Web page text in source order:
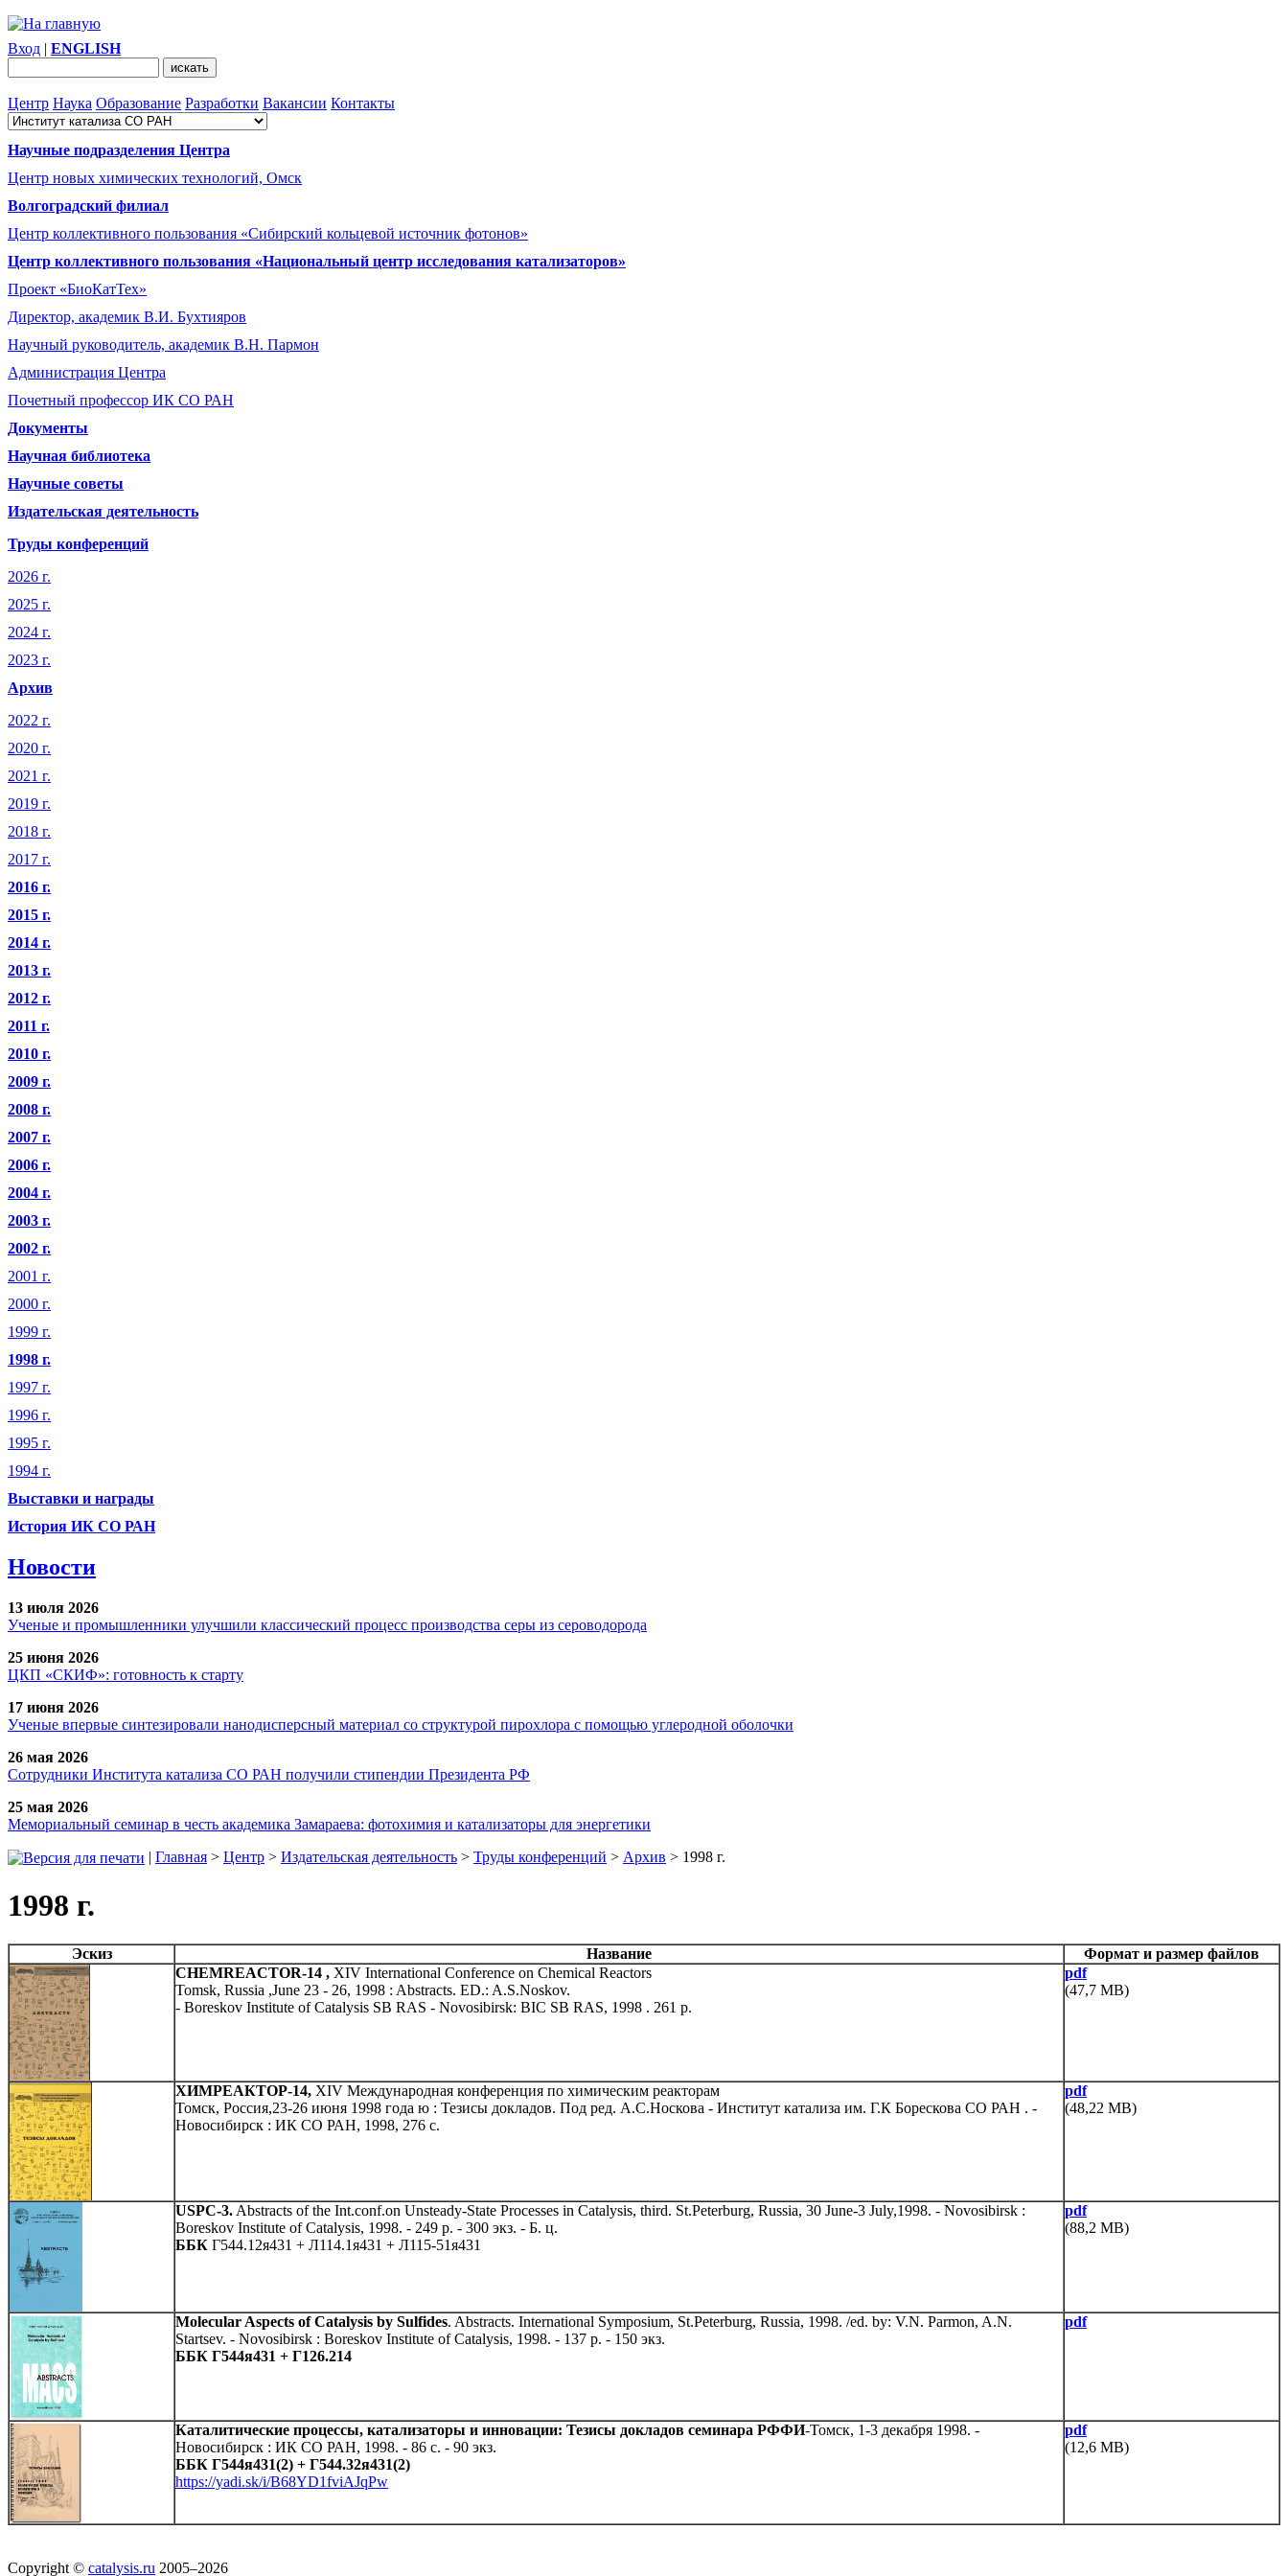
Вход | ENGLISH
Центр Наука Образование Разработки Вакансии Контакты
Научные подразделения Центра
Центр новых химических технологий, Омск
Волгоградский филиал
Центр коллективного пользования «Сибирский кольцевой источник фотонов»
Центр коллективного пользования «Национальный центр исследования катализаторов»
Проект «БиоКатТех»
Директор, академик В.И. Бухтияров
Научный руководитель, академик В.Н. Пармон
Администрация Центра
Почетный профессор ИК СО РАН
Документы
Научная библиотека
Научные советы
Издательская деятельность
Труды конференций
2026 г.
2025 г.
2024 г.
2023 г.
Архив
2022 г.
2020 г.
2021 г.
2019 г.
2018 г.
2017 г.
2016 г.
2015 г.
2014 г.
2013 г.
2012 г.
2011 г.
2010 г.
2009 г.
2008 г.
2007 г.
2006 г.
2004 г.
2003 г.
2002 г.
2001 г.
2000 г.
1999 г.
1998 г.
1997 г.
1996 г.
1995 г.
1994 г.
Выставки и награды
История ИК СО РАН
Новости
13 июля 2026
Ученые и промышленники улучшили классический процесс производства серы из сероводорода
25 июня 2026
ЦКП «СКИФ»: готовность к старту
17 июня 2026
Ученые впервые синтезировали нанодисперсный материал со структурой пирохлора с помощью углеродной оболочки
26 мая 2026
Сотрудники Института катализа СО РАН получили стипендии Президента РФ
25 мая 2026
Мемориальный семинар в честь академика Замараева: фотохимия и катализаторы для энергетики
| Главная > Центр > Издательская деятельность > Труды конференций > Архив > 1998 г.
1998 г.
Эскиз Название
Формат и размер файлов
CHEMREACTOR-14 , XIV International Conference on Chemical Reactors
Tomsk, Russia ,June 23 - 26, 1998 : Abstracts. ED.: A.S.Noskov.
- Boreskov Institute of Catalysis SB RAS - Novosibirsk: BIC SB RAS, 1998 . 261 p.
pdf
(47,7 MB)
ХИМРЕАКТОР-14, XIV Международная конференция по химическим реакторам
Томск, Россия,23-26 июня 1998 года ю : Тезисы докладов. Под ред. А.С.Носкова - Институт катализа им. Г.К Борескова СО РАН . -
Новосибирск : ИК СО РАН, 1998, 276 с.
pdf
(48,22 MB)
USPC-3. Abstracts of the Int.conf.on Unsteady-State Processes in Catalysis, third. St.Peterburg, Russia, 30 June-3 July,1998. - Novosibirsk :
Boreskov Institute of Catalysis, 1998. - 249 p. - 300 экз. - Б. ц.
ББК Г544.12я431 + Л114.1я431 + Л115-51я431
pdf
(88,2 MB)
Molecular Aspects of Catalysis by Sulfides. Abstracts. International Symposium, St.Peterburg, Russia, 1998. /ed. by: V.N. Parmon, A.N.
Startsev. - Novosibirsk : Boreskov Institute of Catalysis, 1998. - 137 p. - 150 экз.
ББК Г544я431 + Г126.214
pdf
Каталитические процессы, катализаторы и инновации: Тезисы докладов семинара РФФИ-Томск, 1-3 декабря 1998. -
Новосибирск : ИК СО РАН, 1998. - 86 с. - 90 экз.
ББК Г544я431(2) + Г544.32я431(2)
https://yadi.sk/i/B68YD1fviAJqPw
pdf
(12,6 MB)
Copyright © catalysis.ru 2005–2026